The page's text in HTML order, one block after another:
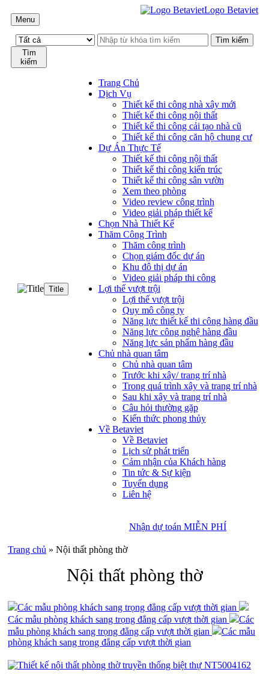
Menu
Logo Betaviet
Tìm
kiếm
Title
Trang Chủ
Dịch Vụ
Thiết kế thi công nhà xây mới
Thiết kế thi công nội thất
Thiết kế thi công cải tạo nhà cũ
Thiết kế thi công căn hộ chung cư
Dự Án Thực Tế
Thiết kế thi công nội thất
Thiết kế thi công kiến trúc
Thiết kế thi công sân vườn
Xem theo phòng
Video review công trình
Video giải pháp thiết kế
Chọn Nhà Thiết Kế
Thăm Công Trình
Thăm công trình
Chọn giám đốc dự án
Khu đô thị dự án
Video giải pháp thi công
Lợi thế vượt trội
Lợi thế vượt trội
Quy mô công ty
Năng lực thiết kế thi công hàng đầu
Năng lực công nghệ hàng đầu
Năng lực sản phẩm hàng đầu
Chủ nhà quan tâm
Chủ nhà quan tâm
Trước khi xây/ trang trí nhà
Trong quá trình xây và trang trí nhà
Sau khi xây và trang trí nhà
Câu hỏi thường gặp
Kiến thức phong thủy
Về Betaviet
Về Betaviet
Lịch sử phát triển
Cảm nhận của Khách hàng
Tin tức & Sự kiện
Tuyển dụng
Liên hệ
Nhận dự toán MIỄN PHÍ
Trang chủ » Nội thất phòng thờ
Nội thất phòng thờ
Các mẫu phòng khách sang trọng đẳng cấp vượt thời gian
Các mẫu phòng khách sang trọng đẳng cấp vượt thời gian
Các
mẫu phòng khách sang trọng đẳng cấp vượt thời gian
Các mẫu
phòng khách sang trọng đẳng cấp vượt thời gian